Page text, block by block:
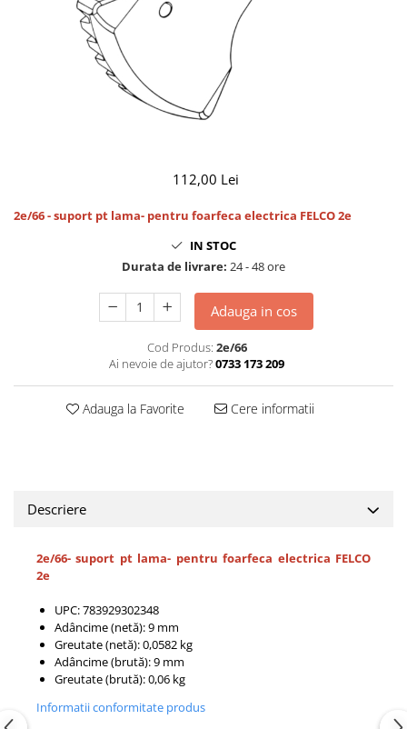
CUTITE PENTRU ALTOIT
CUTITE DE BUZUNAR
FOARFECE ELECTRICE SI ACCESORII
112,00 Lei
2e/66 - suport pt lama- pentru foarfeca electrica FELCO 2e
IN STOC
Durata de livrare: 24 - 48 ore
Adauga in cos
Cod Produs: 2e/66
Ai nevoie de ajutor?0733 173 209
Adauga la Favorite Cere informatii
Descriere
2e/66- suport pt lama- pentru foarfeca electrica FELCO
2e
UPC: 783929302348
Adâncime (netă): 9 mm
Greutate (netă): 0,0582 kg
Adâncime (brută): 9 mm
Greutate (brută): 0,06 kg
Informatii conformitate produs